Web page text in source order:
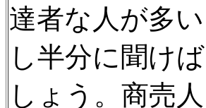
達者な人が多
し半分に聞け
しょう。商売